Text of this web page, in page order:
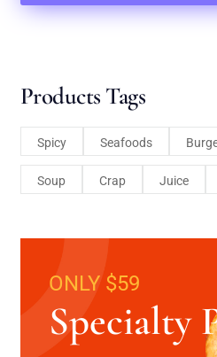
Products Tags
Spicy Seafoods
Soup Crap Juice
ONLY $59
Specialty